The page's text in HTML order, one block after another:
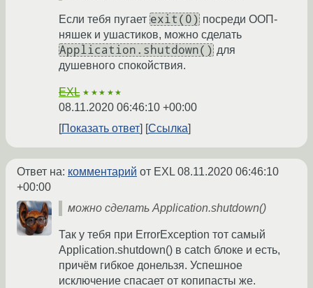
Если тебя пугает exit(0) посреди ООП-
няшек и ушастиков, можно сделать
Application.shutdown() для
душевного спокойствия.
EXL ★★★★★
08.11.2020 06:46:10 +00:00
Показать ответ
Ссылка
Ответ на: комментарий от EXL08.11.2020 06:46:10
+00:00
можно сделать Application.shutdown()
Так у тебя при ErrorException тот самый
Application.shutdown() в catch блоке и есть,
причём гибкое донельзя. Успешное
исключение спасает от копипасты же.